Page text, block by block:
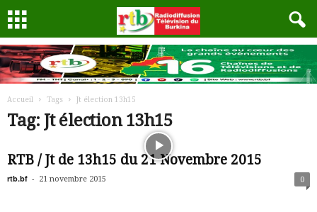
Accueil Tags Jt élection 13h15
Tag: Jt élection 13h15
RTB / Jt de 13h15 du 21 Novembre 2015
rtb.bf - 21 novembre 2015 0